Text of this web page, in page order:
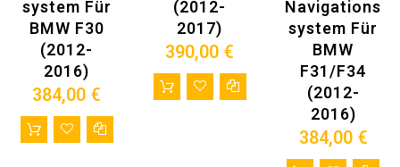
verlustfreie Surround-Soundeffekte, genießen Sie
hochauflösendes audiovisuelles Fest. Musik wird auch bei
hoher Lautstärke.
Die leistungsfähigsten Hardware (Octa-Core Prozessor +
256GB ROM + 8GB RAM) geringer Stromverbrauch, keine
Heizung und schnelle Reaktion.
OTA-Upgrade.
Digitaler Full HD-Decoder, Es unterstützt Multiformat-Video-
Multimedia und verschiedene Audioformate.
Navigation unterstützt Google Maps, iGO-Karten, und
System Für
BMW F30
(2012-
2016)
384,00 €
(2012-
2017)
390,00 €
Navigations
System Für
BMW
F31/F34
(2012-
2016)
384,00 €